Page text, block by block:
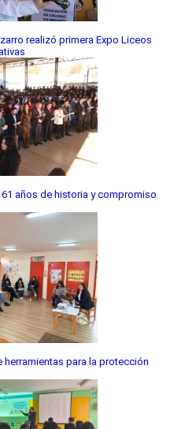
realizó primera Expo Liceos
años de historia y compromiso
para la protección